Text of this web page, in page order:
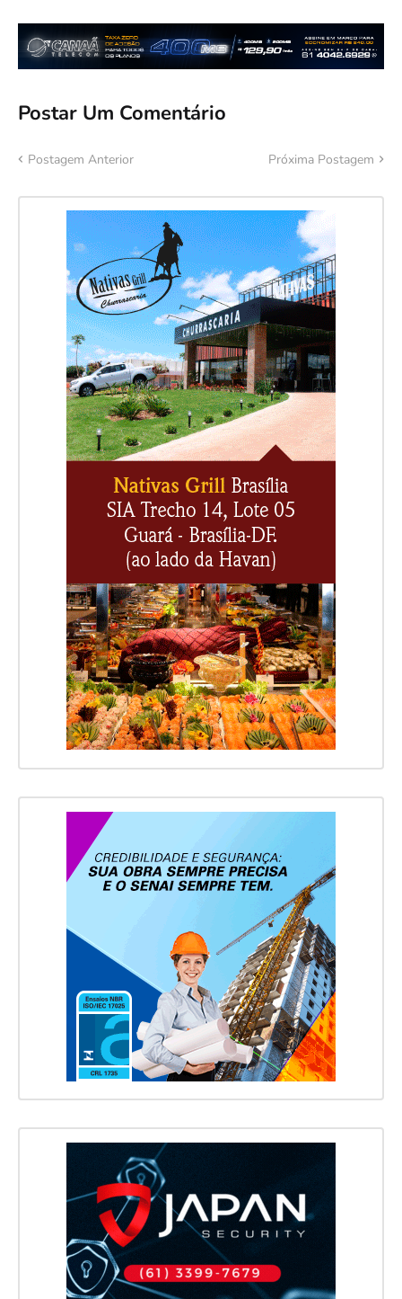
Postar Um Comentário
Postagem Anterior Próxima Postagem